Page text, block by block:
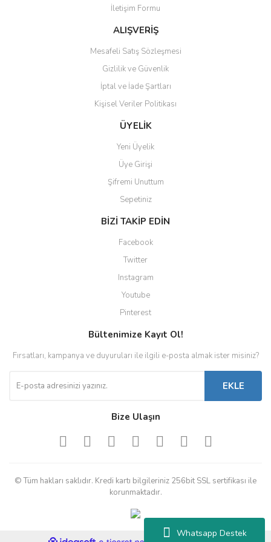
Whatsapp Destek
Ürün fiyatı diğer sitelerden daha pahalı.
Bu ürüne benzer farklı alternatifler olmalı.
Gönder
İletişim Formu
ALIŞVERİŞ
Mesafeli Satış Sözleşmesi
Gizlilik ve Güvenlik
İptal ve İade Şartları
Kişisel Veriler Politikası
ÜYELİK
Yeni Üyelik
Üye Girişi
Şifremi Unuttum
Sepetiniz
BİZİ TAKİP EDİN
Facebook
Twitter
Instagram
Youtube
Pinterest
Bültenimize Kayıt Ol!
Fırsatları, kampanya ve duyuruları ile ilgili e-posta almak ister misiniz?
EKLE
Bize Ulaşın
© Tüm hakları saklıdır. Kredi kartı bilgileriniz 256bit SSL sertifikası ile
korunmaktadır.